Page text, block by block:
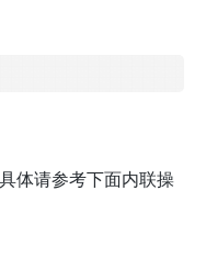
体请参考下面内联操